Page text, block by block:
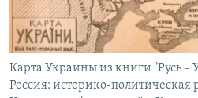
Все сайты РСЕ/РС
Карта Украины из книги "Русь –
Россия: историко-политическая